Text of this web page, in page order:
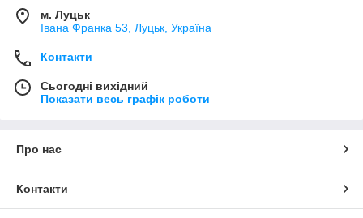
м. Луцьк
Івана Франка 53, Луцьк, Україна
Контакти
Сьогодні вихідний
Показати весь графік роботи
Про нас
Контакти